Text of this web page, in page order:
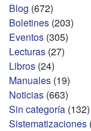
Blog (672)
Boletines (203)
Eventos (305)
Lecturas (27)
Libros (24)
Manuales (19)
Noticias (663)
Sin categoría (132)
Sistematizaciones